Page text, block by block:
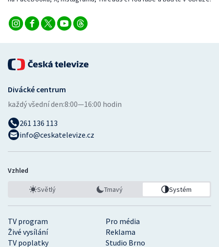
Vodní slalom
Volejbal
TV program
Pro média
Živé vysílání
Reklama
TV poplatky
Studio Brno
Divácké centrum
každý všední den:8:00—16:00 hodin
261 136 113
info@ceskatelevize.cz
Vzhled
Světlý Tmavý Systém